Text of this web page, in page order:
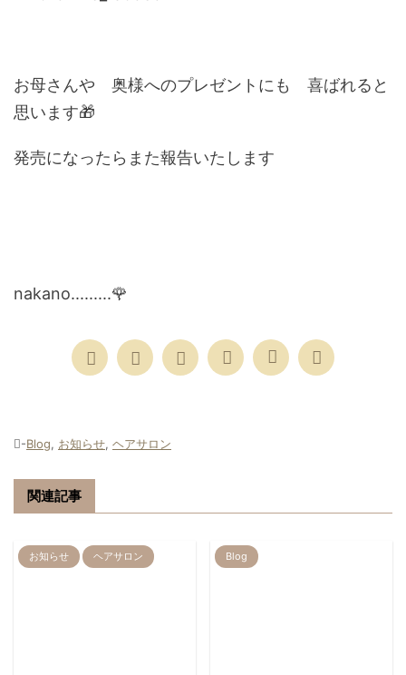
お母さんや 奥様へのプレゼントにも 喜ばれると
思います🎁
発売になったらまた報告いたします
nakano.........🌹
-Blog, お知らせ, ヘアサロン
関連記事
お知らせ ヘアサロン Blog